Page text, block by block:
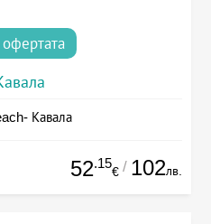
Кавала
52.15
€ / 102лв.